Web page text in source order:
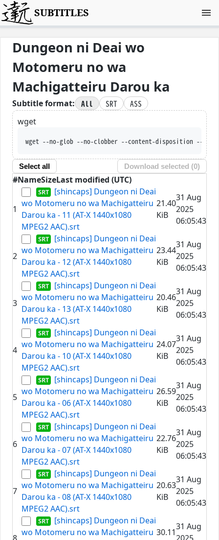
SUBTITLES
Dungeon ni Deai wo
Motomeru no wa
Machigatteiru Darou ka
Subtitle format: All SRT
ASS
wget
wget --no-glob --no-clobber --content-disposition
Select all Download selected (0)
#NameSizeLast modified (UTC)
1
[shincaps] Dungeon ni Deai
wo Motomeru no wa Machigatteiru
Darou ka - 11 (AT-X 1440x1080
MPEG2 AAC).srt
21.40
KiB
31 Aug
2025
06:05:43
2
[shincaps] Dungeon ni Deai
wo Motomeru no wa Machigatteiru
Darou ka - 12 (AT-X 1440x1080
MPEG2 AAC).srt
23.44
KiB
31 Aug
2025
06:05:43
3
[shincaps] Dungeon ni Deai
wo Motomeru no wa Machigatteiru
Darou ka - 13 (AT-X 1440x1080
MPEG2 AAC).srt
20.46
KiB
31 Aug
2025
06:05:43
4
[shincaps] Dungeon ni Deai
wo Motomeru no wa Machigatteiru
Darou ka - 10 (AT-X 1440x1080
MPEG2 AAC).srt
24.07
KiB
31 Aug
2025
06:05:43
5
[shincaps] Dungeon ni Deai
wo Motomeru no wa Machigatteiru
Darou ka - 06 (AT-X 1440x1080
MPEG2 AAC).srt
26.59
KiB
31 Aug
2025
06:05:43
6
[shincaps] Dungeon ni Deai
wo Motomeru no wa Machigatteiru
Darou ka - 07 (AT-X 1440x1080
MPEG2 AAC).srt
22.76
KiB
31 Aug
2025
06:05:43
7
[shincaps] Dungeon ni Deai
wo Motomeru no wa Machigatteiru
Darou ka - 08 (AT-X 1440x1080
MPEG2 AAC).srt
20.63
KiB
31 Aug
2025
06:05:43
[shincaps] Dungeon ni Deai
wo Motomeru no wa Machigatteiru 30.11
31 Aug